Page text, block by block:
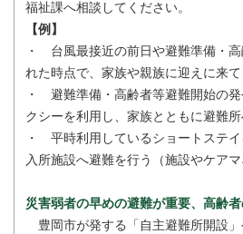
福祉課へ相談してください。
【例】
・ 台風最接近の前日や避難準備・
れた時点で、家族や親族に迎えに来て
・ 避難準備・高齢者等避難開始の
クシーを利用し、家族とともに避難所
・ 平時利用しているショートステ
入所施設へ避難を行う（施設やケアマ
災害弱者の早めの避難が重要、高齢
豊岡市が発する「自主避難所開設